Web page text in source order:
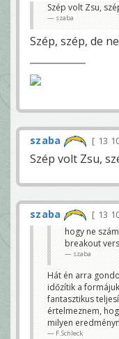
Szép volt Zsu,
szaba
Szép, szép, de
szaba 13
Szép volt Zsu,
szaba
13
hogy ne
breakout
szaba
Hát én arra
időzítik a
fantasztikus
értelmeznem,
milyen
F.Schleck